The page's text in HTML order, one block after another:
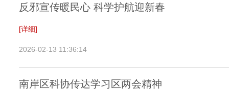
反邪宣传暖民心 科学护航迎新春
[详细]
2026-02-13 11:36:14
南岸区科协传达学习区两会精神